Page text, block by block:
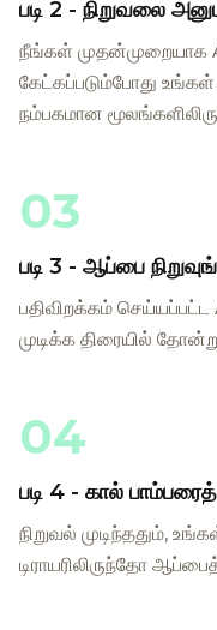
படி 2 - நிறுவலை
நீங்கள் முதன்முறையாக
கேட்கப்படும்போது
நம்பகமான
03
படி 3 - ஆப்பை
பதிவிறக்கம்
முடிக்க திரையில்
04
படி 4 - கால்
நிறுவல் முடிந்ததும்,
டிராயரிலிருந்தோ